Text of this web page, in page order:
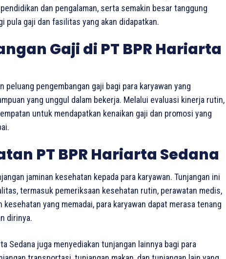
dan pengalaman, serta semakin besar tanggung
pula gaji dan fasilitas yang akan didapatkan.
Gaji di PT BPR Hariarta
peluang pengembangan gaji bagi para karyawan yang
yang unggul dalam bekerja. Melalui evaluasi kinerja rutin,
untuk mendapatkan kenaikan gaji dan promosi yang
PT BPR Hariarta Sedana
jaminan kesehatan kepada para karyawan. Tunjangan ini
termasuk pemeriksaan kesehatan rutin, perawatan medis,
yang memadai, para karyawan dapat merasa tenang
dirinya.
Sedana juga menyediakan tunjangan lainnya bagi para